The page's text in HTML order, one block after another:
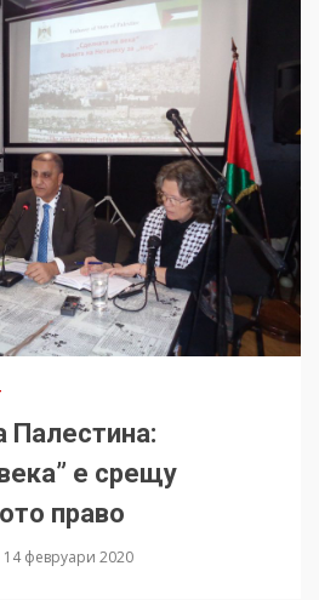
Палестина:
е срещу
право
14 февруари 2020